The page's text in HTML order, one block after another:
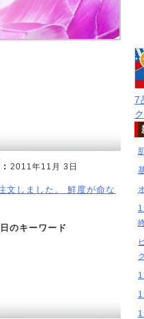
: 2011年11月 3日
文しました。 鮮度が命な
のキーワード
7